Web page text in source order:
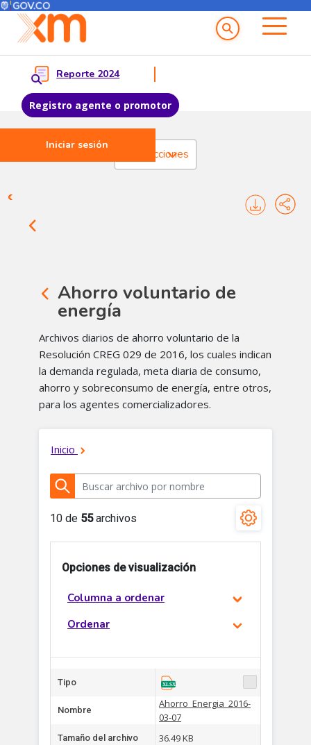
Pasar al contenido principal
Menú del Usuario
Reporte 2024
Registro agente o promotor
Iniciar sesión
Menu principal
Transacciones Liquidaciones
Transacciones
Ahorro voluntario de
energía
Archivos diarios de ahorro voluntario de la
Resolución CREG 029 de 2016, los cuales indican
la demanda regulada, meta diaria de consumo,
ahorro y sobreconsumo de energía, entre otros,
para los agentes comercializadores.​​​​